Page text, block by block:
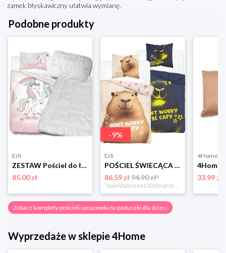
zamek błyskawiczny ułatwia wymianę.
Podobne produkty
Erli
ZESTAW Pościel do łóżeczka 90x120 Komplet KOŁDRA DZIECIĘCA MIŚ + PODUSZKA
85.00 zł
-9%
Erli
POŚCIEL ŚWIECĄCA KAPIBARA 160x200cm FLUO MISTRZ CHILLU DONT WORRY BE CAPPY
86.59 zł 94.90 zł*
*najniższa cena z 30 dni przed obniżką
4Home
33.99 zł
Zobacz komplety pościeli i poszewki na poduszki dla dzieci
Wyprzedaże w sklepie 4Home